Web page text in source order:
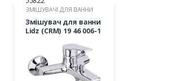
ЗМІШУВАЧІ ДЛЯ ВАННИ
Змішувач для ванни
Lidz (CRM) 19 46 006-1